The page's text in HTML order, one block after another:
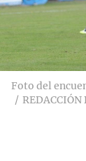
Foto del
REDACCIÓN